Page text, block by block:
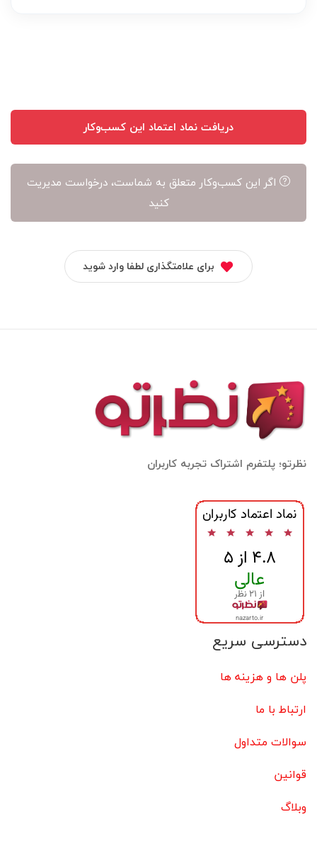
دریافت نماد اعتماد این کسب‌وکار
اگر این کسب‌وکار متعلق به شماست، درخواست مدیریت
کنید
برای علامتگذاری لطفا وارد شوید
نظرتو؛ پلتفرم اشتراک تجربه کاربران
دسترسی سریع
پلن ها و هزینه ها
ارتباط با ما
سوالات متداول
قوانین
وبلاگ